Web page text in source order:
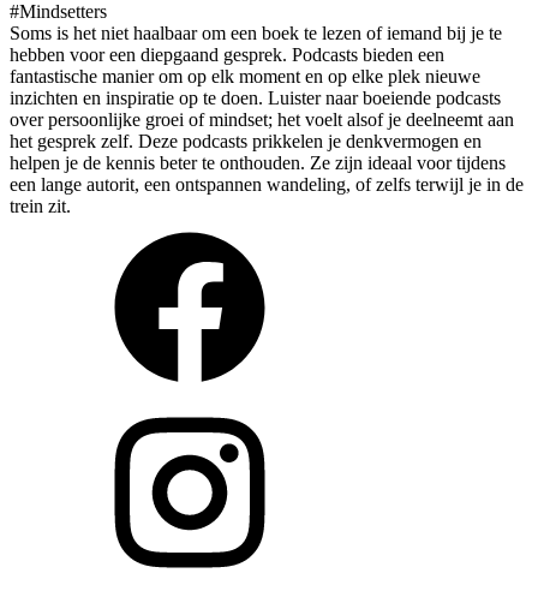
#Mindsetters
Soms is het niet haalbaar om een boek te lezen of iemand bij je te
hebben voor een diepgaand gesprek. Podcasts bieden een
fantastische manier om op elk moment en op elke plek nieuwe
inzichten en inspiratie op te doen. Luister naar boeiende podcasts
over persoonlijke groei of mindset; het voelt alsof je deelneemt aan
het gesprek zelf. Deze podcasts prikkelen je denkvermogen en
helpen je de kennis beter te onthouden. Ze zijn ideaal voor tijdens
een lange autorit, een ontspannen wandeling, of zelfs terwijl je in de
trein zit.